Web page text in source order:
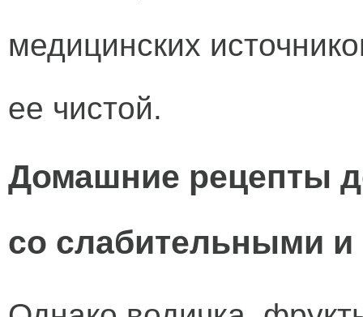
медицинских
ее чистой.
Домашние рецепты
со слабительными